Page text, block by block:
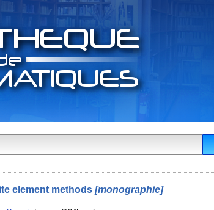
element methods[monographie]